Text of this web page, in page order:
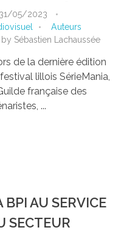
31/05/2023
Auteurs
by Sébastien Lachaussée
de la dernière édition
lillois SérieMania,
française des
...
BPI AU SERVICE
SECTEUR